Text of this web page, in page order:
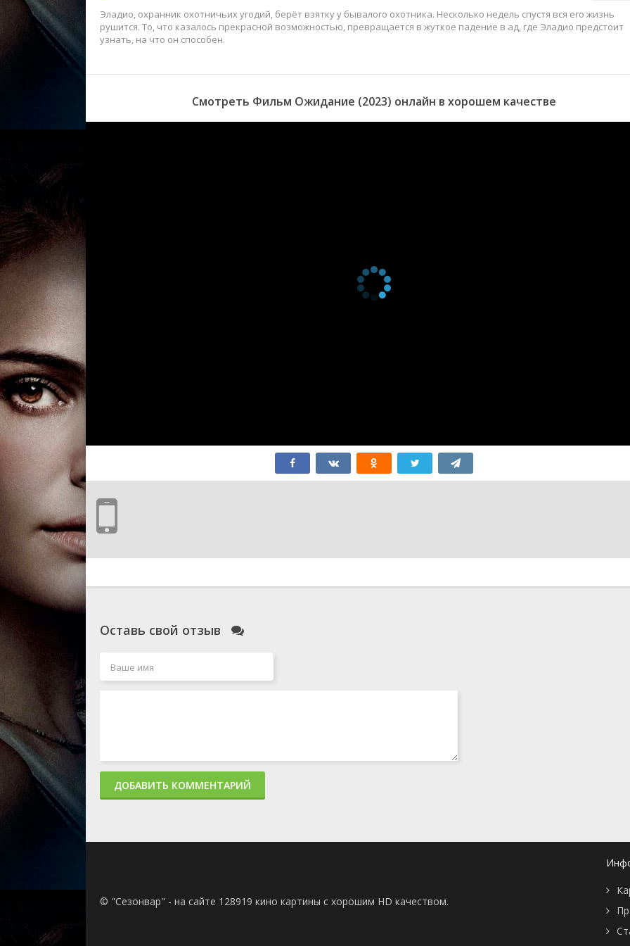
Эладио, охранник охотничьих угодий, берёт взятку у бывалого охотника. Несколько недель спустя вся его жизнь
рушится. То, что казалось прекрасной возможностью, превращается в жуткое падение в ад, где Эладио предстоит
узнать, на что он способен.
Смотреть Фильм Ожидание (2023) онлайн в хорошем качестве
Оставь свой отзыв
ДОБАВИТЬ КОММЕНТАРИЙ
© "Сезонвар" - на сайте 128919 кино картины с хорошим HD качеством.